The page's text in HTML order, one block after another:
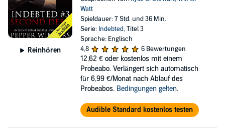
Reinhören
Watt
Spieldauer: 7 Std. und 36 Min.
Serie: Indebted, Titel 3
Sprache: Englisch
4,8
6 Bewertungen
12,62 € oder kostenlos mit einem
Probeabo. Verlängert sich automatisch
für 6,99 €/Monat nach Ablauf des
Probeabos. Bedingungen gelten.
Audible Standard kostenlos testen